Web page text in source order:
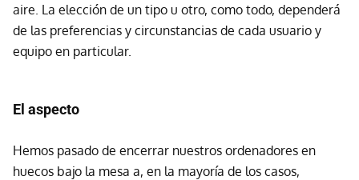
aire. La elección de un tipo u otro, como todo, dependerá
de las preferencias y circunstancias de cada usuario y
equipo en particular.
El aspecto
Hemos pasado de encerrar nuestros ordenadores en
huecos bajo la mesa a, en la mayoría de los casos,